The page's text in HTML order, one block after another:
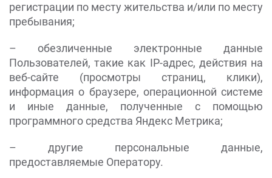
регистрации по месту жительства и/или по месту
пребывания;
– обезличенные электронные данные
Пользователей, такие как IP-адрес, действия на
веб-сайте (просмотры страниц, клики),
информация о браузере, операционной системе
и иные данные, полученные с помощью
программного средства Яндекс Метрика;
– другие персональные данные,
предоставляемые Оператору.